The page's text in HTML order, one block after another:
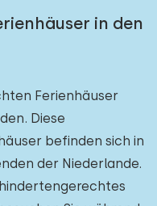
in den
Ferienhäuser
Diese
befinden sich in
der Niederlande.